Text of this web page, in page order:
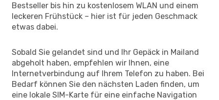
Bestseller bis hin zu kostenlosem WLAN und einem
leckeren Frühstück – hier ist für jeden Geschmack
etwas dabei.
Sobald Sie gelandet sind und Ihr Gepäck in Mailand
abgeholt haben, empfehlen wir Ihnen, eine
Internetverbindung auf Ihrem Telefon zu haben. Bei
Bedarf können Sie den nächsten Laden finden, um
eine lokale SIM-Karte für eine einfache Navigation